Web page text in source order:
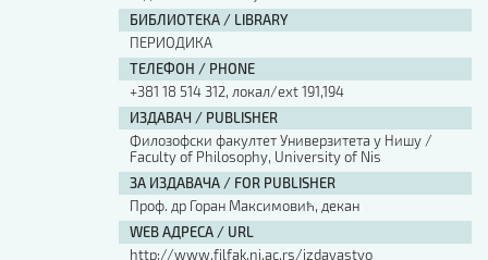
БИБЛИОТЕКА / LIBRARY
ПЕРИОДИКА
ТЕЛЕФОН / PHONE
+381 18 514 312, локал/ext 191,194
ИЗДАВАЧ / PUBLISHER
Филозофски факултет Универзитета у Нишу /
Faculty of Philosophy, University of Nis
ЗА ИЗДАВАЧА / FOR PUBLISHER
Проф. др Горан Максимовић, декан
WEB АДРЕСА / URL
http://www.filfak.ni.ac.rs/izdavastvo